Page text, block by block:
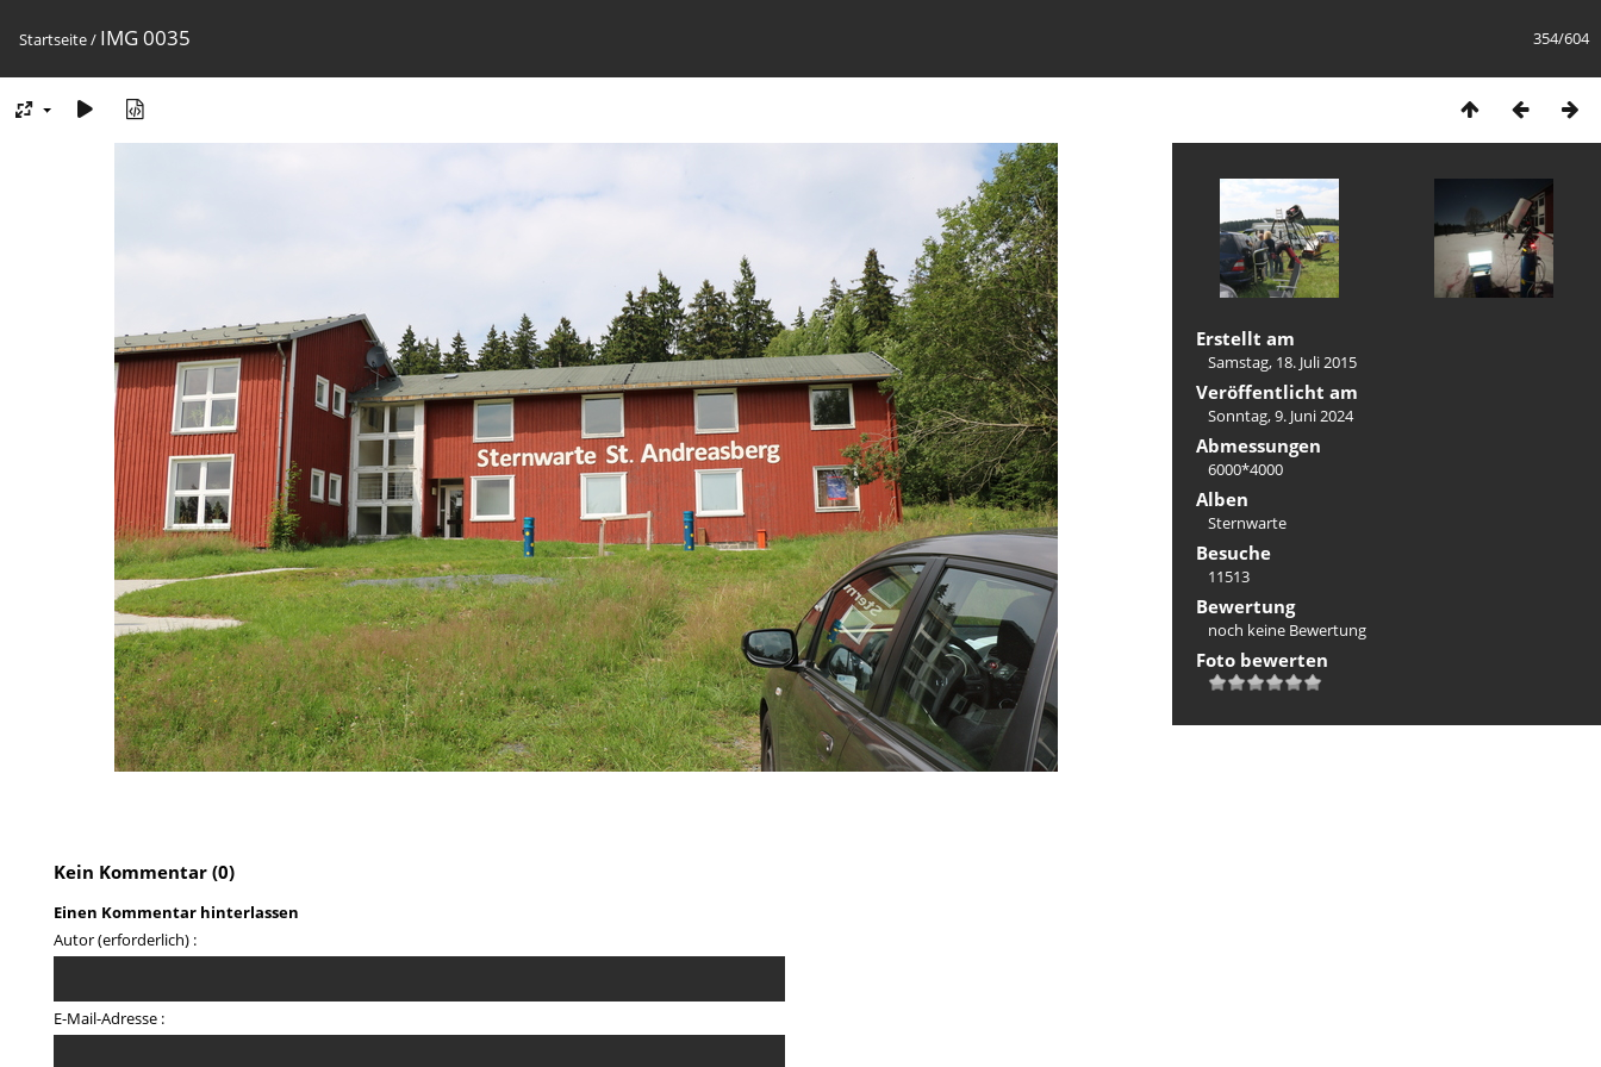
354/604
Startseite/ IMG 0035
Erstellt am
Samstag, 18. Juli 2015
Veröffentlicht am
Sonntag, 9. Juni 2024
Abmessungen
6000*4000
Alben
Sternwarte
Besuche
11513
Bewertung
noch keine Bewertung
Foto bewerten
Kein Kommentar (0)
Einen Kommentar hinterlassen
Autor (erforderlich) :
E-Mail-Adresse :